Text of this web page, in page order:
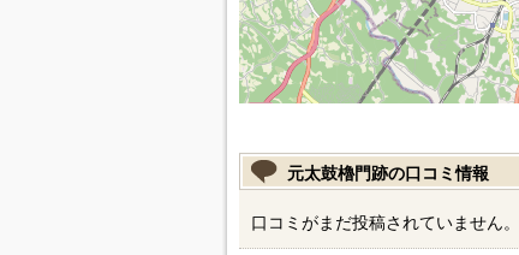
元太鼓櫓門跡の口コミ情報
口コミがまだ投稿されていません。